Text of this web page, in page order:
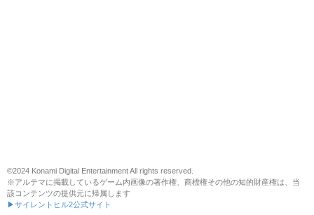
©2024 Konami Digital Entertainment All rights reserved.
※アルテマに掲載しているゲーム内画像の著作権、商標権その他の知的財産権は、当
該コンテンツの提供元に帰属します
▶サイレントヒル2公式サイト